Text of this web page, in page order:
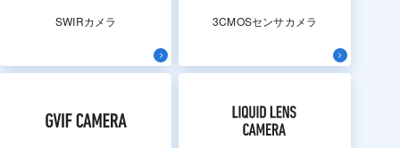
SWIRカメラ 3CMOSセンサカメラ